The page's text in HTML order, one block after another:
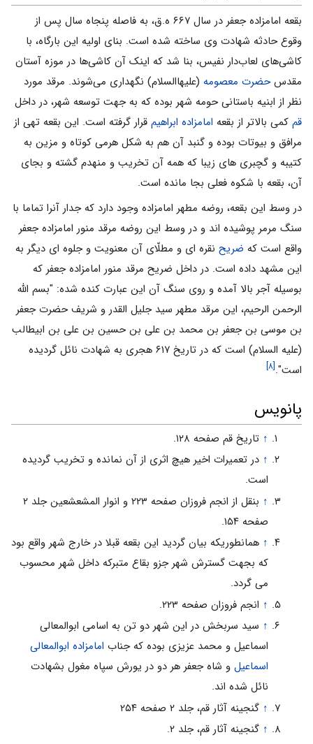
بقعه امامزاده جعفر در سال ۶۶۷ ه.ق، به فاصله پنجاه سال پس از
وقوع حادثه شهادت وی ساخته شده است. بنای اولیه این بارگاه، با
کاشی‌های لعاب‌دار نفیس، بنا شد که اینک آن کاشی‌ها در موزه آستان
مقدسحضرت معصومه (علیهاالسلام) نگهداری می‌شوند. مرقد مورد
نظر از ابنیه باستانى حومه شهر بوده که به جهت توسعه شهر، در داخل
قم کمى بالاتر از بقعه امامزاده ابراهیم قرار گرفته است. این بقعه تهى از
مرافق و بیوتات بوده و گنبد آن هم به شکل هرمى کوتاه و مزین به
کتیبه و گچبری هاى زیبا که همه آن تخریب و منهدم گشته و بجاى
آن، بقعه با شکوه فعلی بجا مانده است.
در وسط این بقعه، روضه مطهر امامزاده وجود دارد که جدار آنرا تماما با
سنگ مرمر پوشیده اند و در وسط این روضه مرقد منور امامزاده جعفر
واقع است که ضریح نقره ای و مطلّاى آن معنویت و جلوه اى دیگر به
این مشهد داده است. در داخل ضریح مرقد منور امامزاده جعفر که
بوسیله آجر بالا آمده و روى سنگ آن این عبارت کنده شده: "بسم الله
الرحمن الرحیم، این مرقد مطهر سید جلیل القدر و شریف حضرت جعفر
بن موسى بن جعفر بن محمد بن على بن حسین بن على بن ابیطالب
(علیه السلام) است که در تاریخ ۶۱۷ هجرى به شهادت نائل گردیده
است".[۸]
پانویس
↑ تاریخ قم صفحه ۱۲۸.
↑ در تعمیرات اخیر هیچ اثرى از آن نمانده و تخریب گردیده
است.
↑
بنقل از انجم فروزان صفحه ۲۲۳ و انوار المشعشعین جلد ۲
صفحه ۱۵۴.
↑ همانطوریکه بیان گردید این بقعه قبلا در خارج شهر واقع بود
که بجهت گسترش شهر جزو بقاع متبرکه داخل شهر محسوب
مى گردد.
↑ انجم فروزان صفحه ۲۲۳.
↑ سید سربخش در این شهر دو تن به اسامى ابوالمعالى
اسماعیل و محمد عزیزى بوده که جناب امامزاده ابوالمعالى
اسماعیلو شاه جعفر هر دو در یورش سپاه مغول بشهادت
نائل شده اند.
↑ گنجینه آثار قم، جلد ۲ صفحه ۲۵۴
↑ گنجینه آثار قم، جلد ۲.